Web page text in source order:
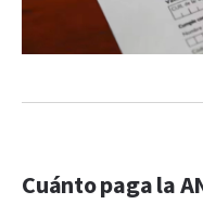
Cuánto paga la